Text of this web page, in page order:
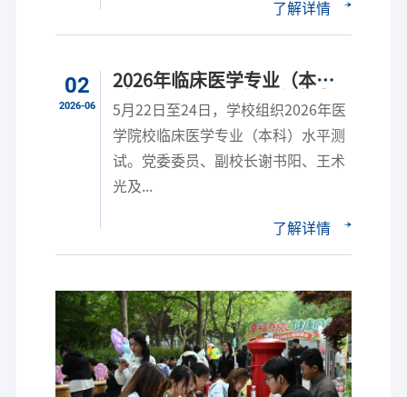
了解详情
02
2026-06
2026年临床医学专业（本
科）水平测试工作顺利完成
5月22日至24日，学校组织2026年医
学院校临床医学专业（本科）水平测
试。党委委员、副校长谢书阳、王术
光及...
了解详情